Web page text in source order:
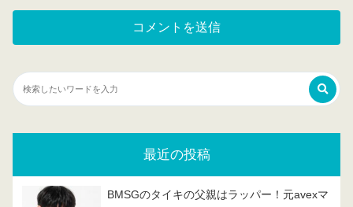
最近の投稿
BMSGのタイキの父親はラッパー！元avexマ